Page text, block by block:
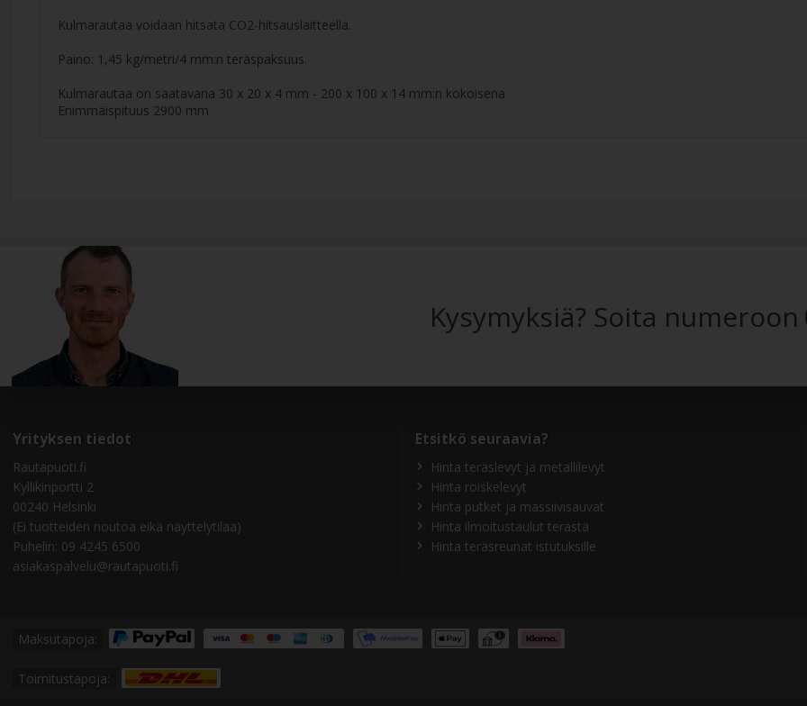
Kulmarautaa voidaan hitsata CO2-hitsauslaitteella.
Paino: 1,45 kg/metri/4 mm:n teräspaksuus.
Kulmarautaa on saatavana 30 x 20 x 4 mm - 200 x 100 x 14 mm:n kokoisena
Enimmäispituus 2900 mm
Kysymyksiä? Soita numeroon
Yrityksen tiedot
Rautapuoti.fi
Kyllikinportti 2
00240 Helsinki
(Ei tuotteiden noutoa eikä näyttelytilaa)
Puhelin: 09 4245 6500
asiakaspalvelu@rautapuoti.fi
Etsitkö seuraavia?
Hinta teräslevyt ja metallilevyt
Hinta roiskelevyt
Hinta putket ja massiivisauvat
Hinta ilmoitustaulut terästä
Hinta teräsreunat istutuksille
Maksutapoja:
Toimitustapoja: